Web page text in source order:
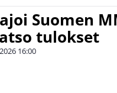
Suomen
tulokset
16:00